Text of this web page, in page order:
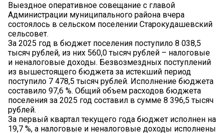
Выездное оперативное совещание с главой
Администрации муниципального района вчера
состоялось в сельском поселении Старокудашевский
сельсовет.
За 2025 год в бюджет поселения поступило 8 038,5
тысяч рублей, из них 560,0 тысяч рублей – налоговые
и неналоговые доходы. Безвозмездных поступлений
из вышестоящего бюджета за истекший период
поступило 7 478,5 тысяч рублей. Исполнение бюджета
составило 97,6 %. Общий объем расходов бюджета
поселения за 2025 год составил в сумме 8 396,5 тысяч
рублей.
За первый квартал текущего года бюджет исполнен на
19,7 %, а налоговые и неналоговые доходы исполнены